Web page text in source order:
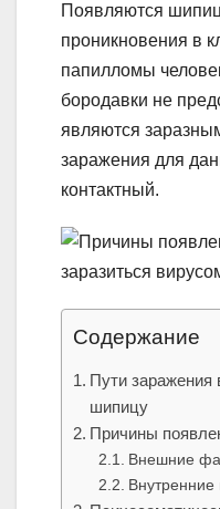
Появляются
проникновения в
папилломы
бородавки не
являются
заражения для
контактный.
Содержание
Пути заражения
шипицу
Причины
Внешние
Внутренние